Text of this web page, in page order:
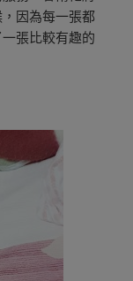
因為每一張都
張比較有趣的